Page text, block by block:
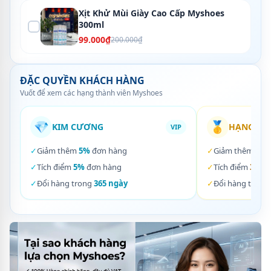
Xịt Khử Mùi Giày Cao Cấp Myshoes
300ml
99.000₫200.000₫
ĐẶC QUYỀN KHÁCH HÀNG
Vuốt để xem các hạng thành viên Myshoes
💎 KIM CƯƠNG VIP
✓Giảm thêm 5%đơn hàng
✓Tích điểm 5%đơn hàng
✓Đổi hàng trong 365 ngày
🥇 HẠNG
✓Giảm thêm
✓Tích điểm 3%
✓Đổi hàng trong